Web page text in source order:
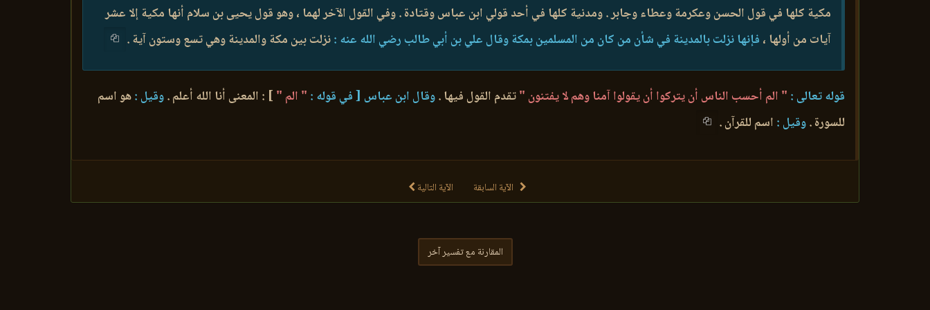
مكية كلها في قول الحسن وعكرمة وعطاء وجابر . ومدنية كلها في أحد قولي ابن عباس وقتادة . وفي القول الآخر لهما ، وهو قول يحيى بن سلام أنها مكية إلا عشر
آيات من أولها ، فإنها نزلت بالمدينة في شأن من كان من المسلمين بمكة وقال علي بن أبي طالب رضي الله عنه :نزلت بين مكة والمدينة وهي تسع وستون آية .
قوله تعالى : " الم أحسب الناس أن يتركوا أن يقولوا آمنا وهم لا يفتنون "تقدم القول فيها .وقال ابن عباس [ في قوله : " الم " ] : المعنى أنا الله أعلم .وقيل :هو اسم
للسورة .وقيل : اسم للقرآن .
الآية السابقة الآية التالية
المقارنة مع تفسير آخر